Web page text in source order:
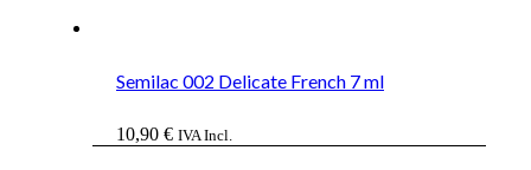
Semilac 002 Delicate French 7 ml
10,90 € IVA Incl.